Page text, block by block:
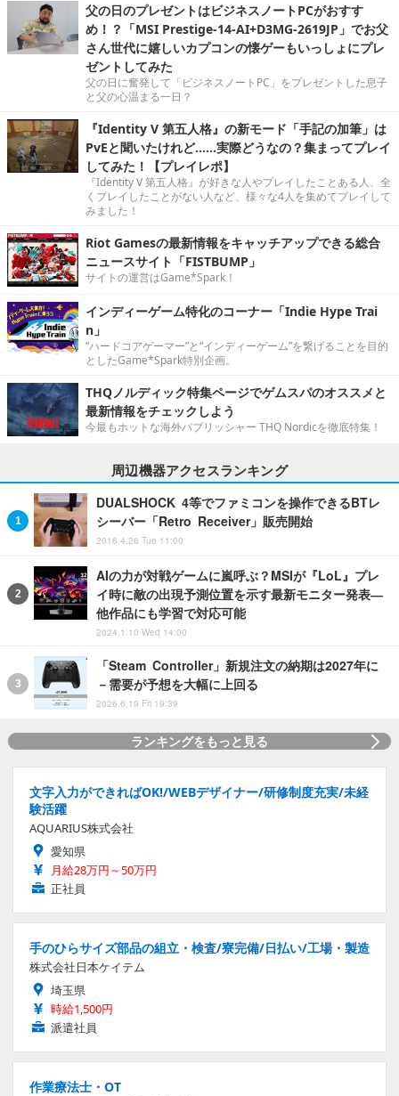
父の日のプレゼントはビジネスノートPCがおすす
め！？「MSI Prestige-14-AI+D3MG-2619JP」でお父
さん世代に嬉しいカプコンの懐ゲーもいっしょにプレ
ゼントしてみた
父の日に奮発して「ビジネスノートPC」をプレゼントした息子
と父の心温まる一日？
『Identity V 第五人格』の新モード「手記の加筆」は
PvEと聞いたけれど……実際どうなの？集まってプレイ
してみた！【プレイレポ】
『Identity V 第五人格』が好きな人やプレイしたことある人、全
くプレイしたことがない人など、様々な4人を集めてプレイして
みました！
Riot Gamesの最新情報をキャッチアップできる総合
ニュースサイト「FISTBUMP」
サイトの運営はGame*Spark！
インディーゲーム特化のコーナー「Indie Hype Trai
n」
“ハードコアゲーマー”と“インディーゲーム”を繋げることを目的
としたGame*Spark特別企画。
THQノルディック特集ページでゲムスパのオススメと
最新情報をチェックしよう
今最もホットな海外パブリッシャー THQ Nordicを徹底特集！
周辺機器アクセスランキング
DUALSHOCK 4等でファミコンを操作できるBTレ
シーバー「Retro Receiver」販売開始
2016.4.26 Tue 11:00
AIの力が対戦ゲームに嵐呼ぶ？MSIが『LoL』プレ
イ時に敵の出現予測位置を示す最新モニター発表―
他作品にも学習で対応可能
2024.1.10 Wed 14:00
「Steam Controller」新規注文の納期は2027年に
－需要が予想を大幅に上回る
2026.6.19 Fri 19:39
ランキングをもっと見る
文字入力ができればOK!/WEBデザイナー/研修制度充実/未経
験活躍
AQUARIUS株式会社
愛知県
月給28万円～50万円
正社員
手のひらサイズ部品の組立・検査/寮完備/日払い/工場・製造
株式会社日本ケイテム
埼玉県
時給1,500円
派遣社員
作業療法士・OT